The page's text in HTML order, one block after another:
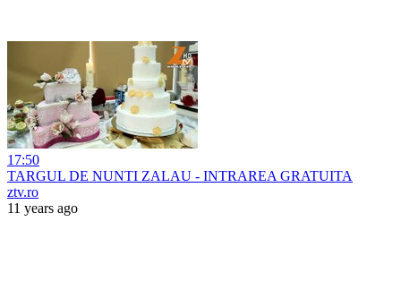
17:50
TARGUL DE NUNTI ZALAU - INTRAREA GRATUITA
ztv.ro
11 years ago